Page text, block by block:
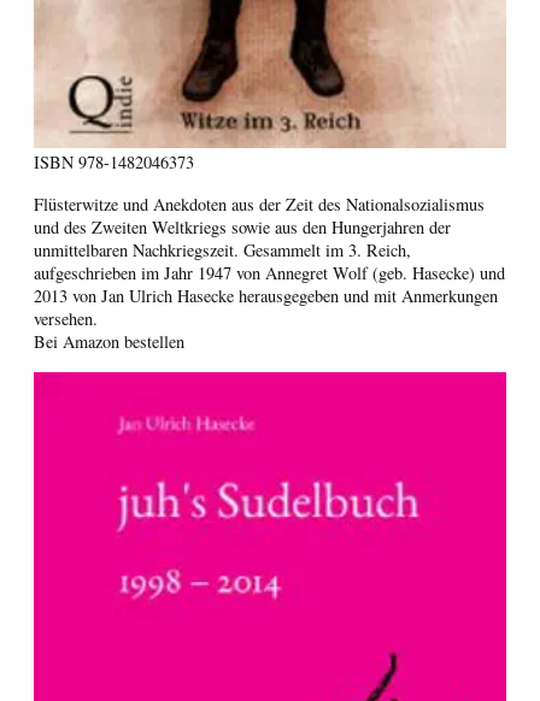
ISBN 978-1482046373
Flüsterwitze und Anekdoten aus der Zeit des Nationalsozialismus
und des Zweiten Weltkriegs sowie aus den Hungerjahren der
unmittelbaren Nachkriegszeit. Gesammelt im 3. Reich,
aufgeschrieben im Jahr 1947 von Annegret Wolf (geb. Hasecke) und
2013 von Jan Ulrich Hasecke herausgegeben und mit Anmerkungen
versehen.
Bei Amazon bestellen